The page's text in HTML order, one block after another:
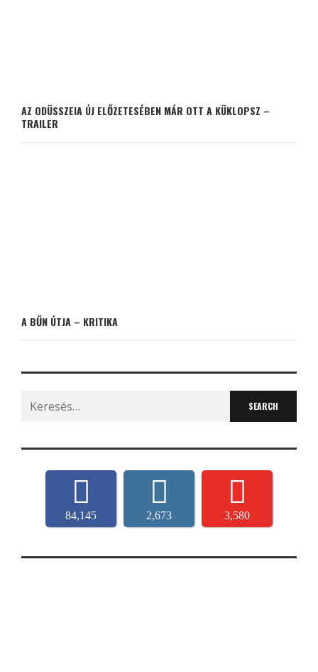
AZ ODÜSSZEIA ÚJ ELŐZETESÉBEN MÁR OTT A KÜKLOPSZ –
TRAILER
A BŰN ÚTJA – KRITIKA
Search
for:
84,145 2,673 3,580